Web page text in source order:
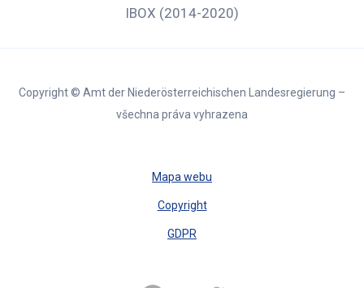
IBOX (2014-2020)
Copyright © Amt der Niederösterreichischen Landesregierung –
všechna práva vyhrazena
Mapa webu
Copyright
GDPR